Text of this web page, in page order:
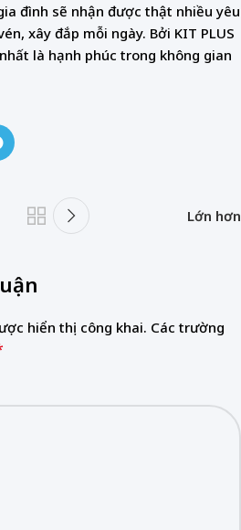
đình sẽ nhận được thật nhiều yêu
xây đắp mỗi ngày. Bởi KIT PLUS
là hạnh phúc trong không gian
Lớn hơn
hiển thị công khai. Các trường